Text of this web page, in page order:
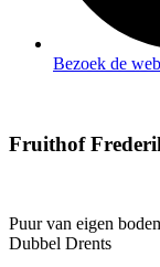
Bezoek de
Fruithof
Puur van eigen
Dubbel Drents